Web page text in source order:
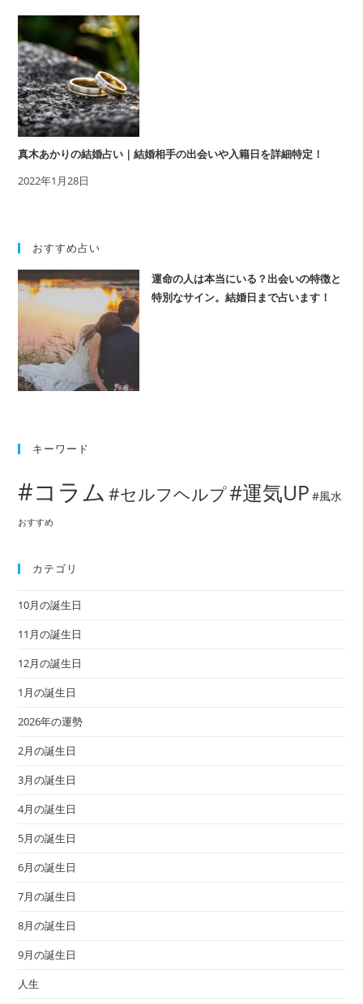
真木あかりの結婚占い｜結婚相手の出会いや入籍日を詳細特定！
2022年1月28日
おすすめ占い
運命の人は本当にいる？出会いの特徴と
特別なサイン。結婚日まで占います！
キーワード
#コラム #セルフヘルプ#運気UP #風水
おすすめ
カテゴリ
10月の誕生日
11月の誕生日
12月の誕生日
1月の誕生日
2026年の運勢
2月の誕生日
3月の誕生日
4月の誕生日
5月の誕生日
6月の誕生日
7月の誕生日
8月の誕生日
9月の誕生日
人生